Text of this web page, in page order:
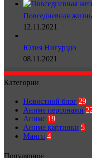
Повседневная
12.11.2021
Юлия Нигурэдо
08.11.2021
Категории
Новостной блог 29
Аниме персонажи
Аниме 19
Аниме картинки 5
Манги 4